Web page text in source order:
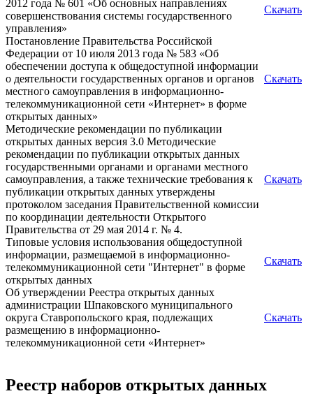
2012 года № 601 «Об основных направлениях
совершенствования системы государственного
управления»
Скачать
Постановление Правительства Российской
Федерации от 10 июля 2013 года № 583 «Об
обеспечении доступа к общедоступной информации
о деятельности государственных органов и органов
местного самоуправления в информационно-
телекоммуникационной сети «Интернет» в форме
открытых данных»
Скачать
Методические рекомендации по публикации
открытых данных версия 3.0 Методические
рекомендации по публикации открытых данных
государственными органами и органами местного
самоуправления, а также технические требования к
публикации открытых данных утверждены
протоколом заседания Правительственной комиссии
по координации деятельности Открытого
Правительства от 29 мая 2014 г. № 4.
Скачать
Типовые условия использования общедоступной
информации, размещаемой в информационно-
телекоммуникационной сети "Интернет" в форме
открытых данных
Скачать
Об утверждении Реестра открытых данных
администрации Шпаковского муниципального
округа Ставропольского края, подлежащих
размещению в информационно-
телекоммуникационной сети «Интернет»
Скачать
Реестр наборов открытых данных